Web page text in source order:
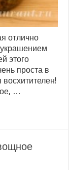
отлично
этого
проста в
восхитителен!
…